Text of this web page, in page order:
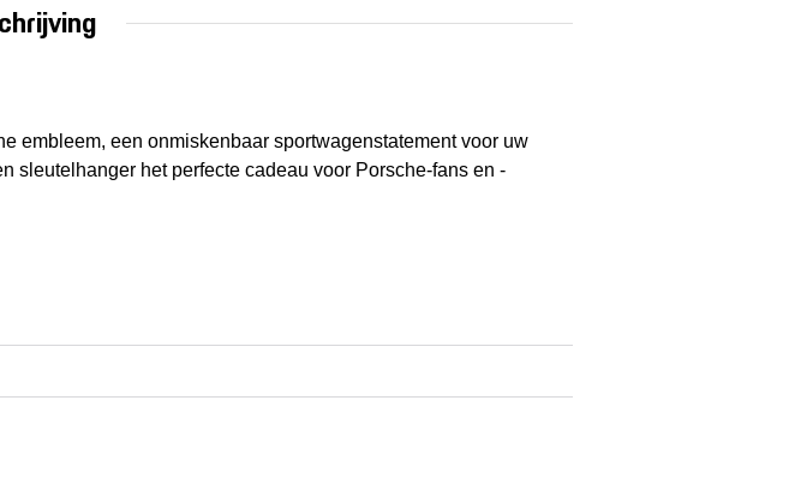
embleem, een onmiskenbaar sportwagenstatement voor uw
sleutelhanger het perfecte cadeau voor Porsche-fans en -